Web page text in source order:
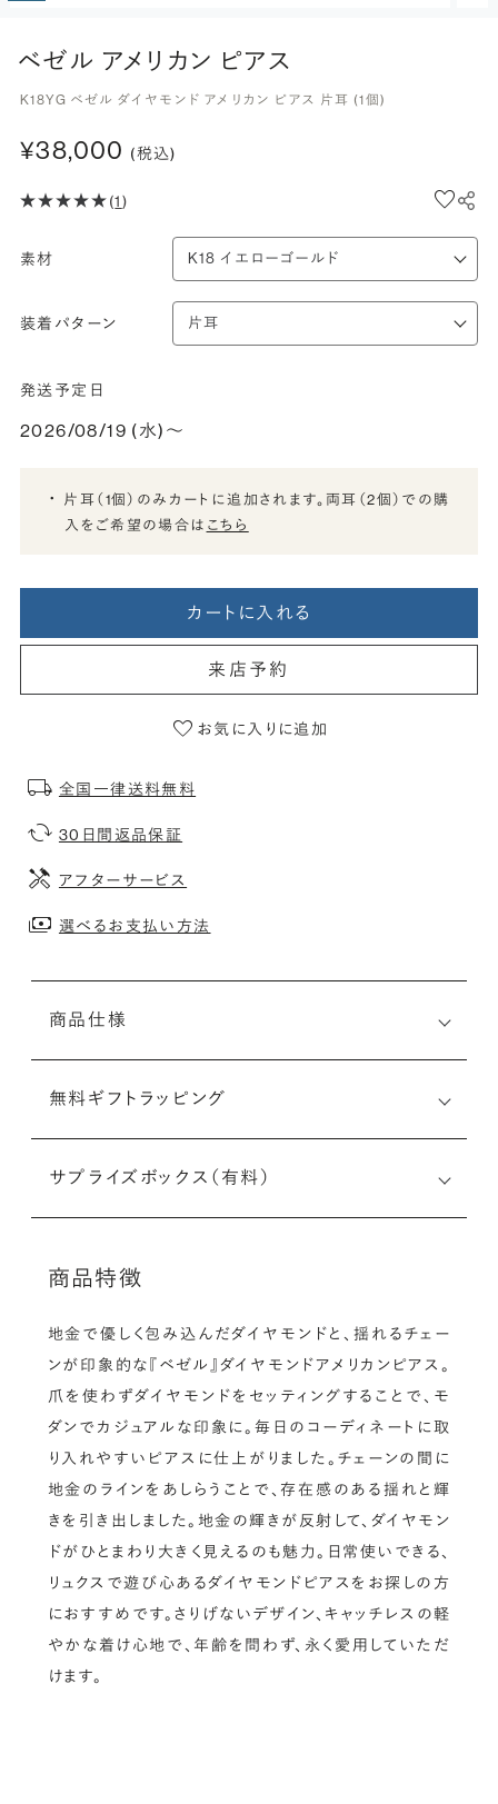
ベゼル アメリカン ピアス
K18YG ベゼル ダイヤモンド アメリカン ピアス 片耳 (1個)
¥38,000 (税込)
(1)
素材
装着パターン
発送予定日
2026/08/19 (水)〜
片耳（1個）のみカートに追加されます。両耳（2個）での購
入をご希望の場合は こちら
カートに入れる
来店予約
お気に入りに追加
全国一律送料無料
30日間返品保証
アフターサービス
選べるお支払い方法
商品仕様
無料ギフトラッピング
サプライズボックス（有料）
商品特徴
地金で優しく包み込んだダイヤモンドと、揺れるチェー
ンが印象的な『ベゼル』ダイヤモンドアメリカンピアス。
爪を使わずダイヤモンドをセッティングすることで、モ
ダンでカジュアルな印象に。毎日のコーディネートに取
り入れやすいピアスに仕上がりました。チェーンの間に
地金のラインをあしらうことで、存在感のある揺れと輝
きを引き出しました。地金の輝きが反射して、ダイヤモン
ドがひとまわり大きく見えるのも魅力。日常使いできる、
リュクスで遊び心あるダイヤモンドピアスをお探しの方
におすすめです。さりげないデザイン、キャッチレスの軽
やかな着け心地で、年齢を問わず、永く愛用していただ
けます。